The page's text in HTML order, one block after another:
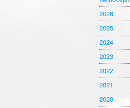
2026
2025
2024
2023
2022
2021
2020